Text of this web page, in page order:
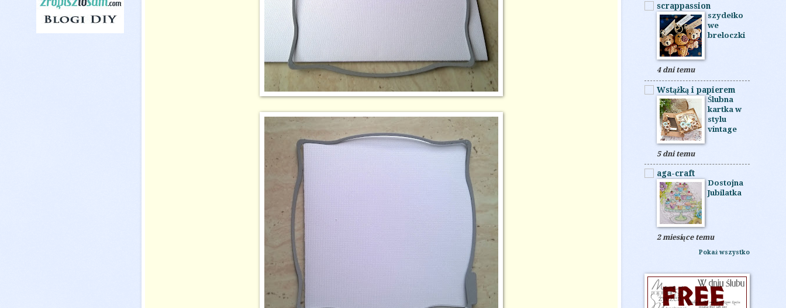
scrappassion
szydełko
we
breloczki
4 dni temu
Wstążką i papierem
Ślubna
kartka w
stylu
vintage
5 dni temu
aga-craft
Dostojna
Jubilatka
2 miesiące temu
Pokaż wszystko